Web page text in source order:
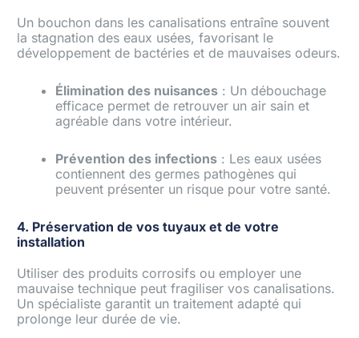
Un bouchon dans les canalisations entraîne souvent
la stagnation des eaux usées, favorisant le
développement de bactéries et de mauvaises odeurs.
Élimination des nuisances : Un débouchage
efficace permet de retrouver un air sain et
agréable dans votre intérieur.
Prévention des infections : Les eaux usées
contiennent des germes pathogènes qui
peuvent présenter un risque pour votre santé.
4. Préservation de vos tuyaux et de votre
installation
Utiliser des produits corrosifs ou employer une
mauvaise technique peut fragiliser vos canalisations.
Un spécialiste garantit un traitement adapté qui
prolonge leur durée de vie.